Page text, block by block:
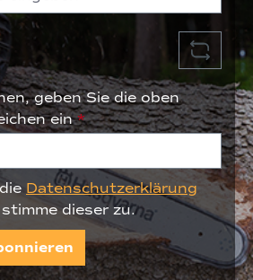
geben Sie die oben
ein*
Datenschutzerklärung
dieser zu.